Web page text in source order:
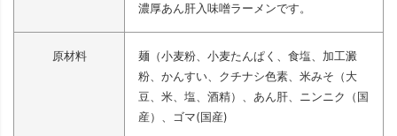
濃厚あん肝入味噌ラーメンです。
原材料
麺（小麦粉、小麦たんぱく、食塩、加工澱
粉、かんすい、クチナシ色素、米みそ（大
豆、米、塩、酒精）、あん肝、ニンニク（国
産）、ゴマ(国産)